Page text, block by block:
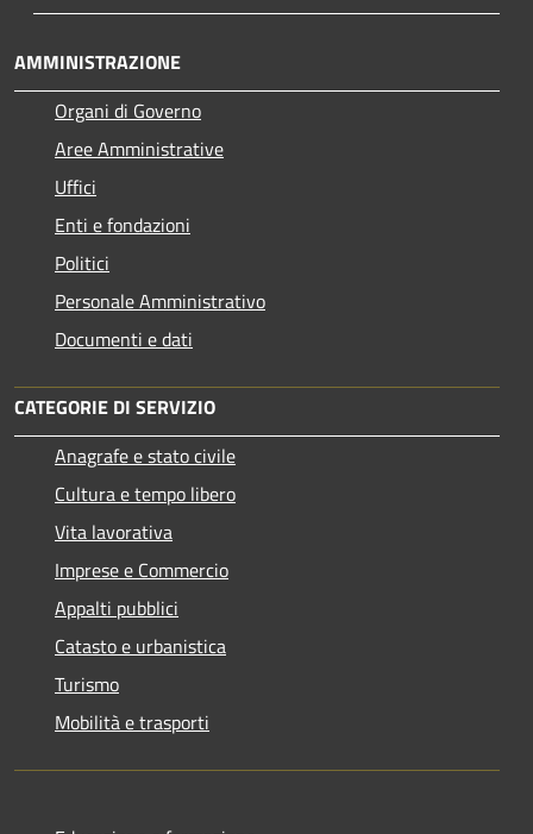
AMMINISTRAZIONE
Organi di Governo
Aree Amministrative
Uffici
Enti e fondazioni
Politici
Personale Amministrativo
Documenti e dati
CATEGORIE DI SERVIZIO
Anagrafe e stato civile
Cultura e tempo libero
Vita lavorativa
Imprese e Commercio
Appalti pubblici
Catasto e urbanistica
Turismo
Mobilità e trasporti